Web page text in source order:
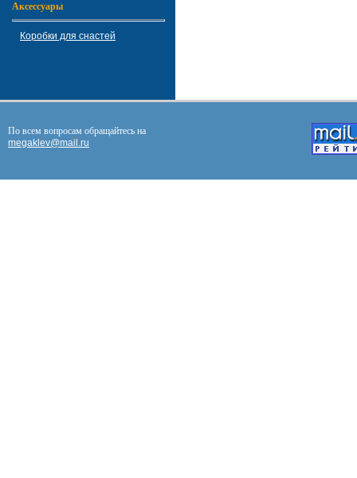
Аксессуары
Коробки для снастей
По всем вопросам обращайтесь на
megaklev@mail.ru